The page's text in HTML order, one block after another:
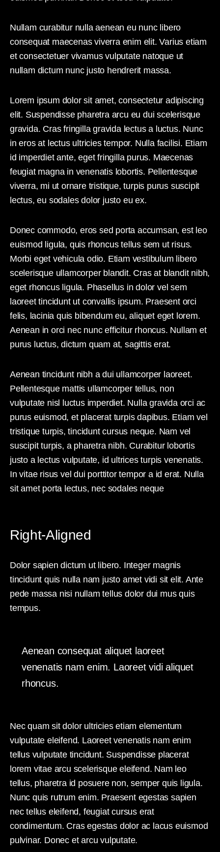
Nullam curabitur nulla aenean eu nunc libero
consequat maecenas viverra enim elit. Varius etiam
et consectetuer vivamus vulputate natoque ut
nullam dictum nunc justo hendrerit massa.
Lorem ipsum dolor sit amet, consectetur adipiscing
elit. Suspendisse pharetra arcu eu dui scelerisque
gravida. Cras fringilla gravida lectus a luctus. Nunc
in eros at lectus ultricies tempor. Nulla facilisi. Etiam
id imperdiet ante, eget fringilla purus. Maecenas
feugiat magna in venenatis lobortis. Pellentesque
viverra, mi ut ornare tristique, turpis purus suscipit
lectus, eu sodales dolor justo eu ex.
Donec commodo, eros sed porta accumsan, est leo
euismod ligula, quis rhoncus tellus sem ut risus.
Morbi eget vehicula odio. Etiam vestibulum libero
scelerisque ullamcorper blandit. Cras at blandit nibh,
eget rhoncus ligula. Phasellus in dolor vel sem
laoreet tincidunt ut convallis ipsum. Praesent orci
felis, lacinia quis bibendum eu, aliquet eget lorem.
Aenean in orci nec nunc efficitur rhoncus. Nullam et
purus luctus, dictum quam at, sagittis erat.
Aenean tincidunt nibh a dui ullamcorper laoreet.
Pellentesque mattis ullamcorper tellus, non
vulputate nisl luctus imperdiet. Nulla gravida orci ac
purus euismod, et placerat turpis dapibus. Etiam vel
tristique turpis, tincidunt cursus neque. Nam vel
suscipit turpis, a pharetra nibh. Curabitur lobortis
justo a lectus vulputate, id ultrices turpis venenatis.
In vitae risus vel dui porttitor tempor a id erat. Nulla
sit amet porta lectus, nec sodales neque
Right-Aligned
Dolor sapien dictum ut libero. Integer magnis
tincidunt quis nulla nam justo amet vidi sit elit. Ante
pede massa nisi nullam tellus dolor dui mus quis
tempus.
Aenean consequat aliquet laoreet
venenatis nam enim. Laoreet vidi aliquet
rhoncus.
Nec quam sit dolor ultricies etiam elementum
vulputate eleifend. Laoreet venenatis nam enim
tellus vulputate tincidunt. Suspendisse placerat
lorem vitae arcu scelerisque eleifend. Nam leo
tellus, pharetra id posuere non, semper quis ligula.
Nunc quis rutrum enim. Praesent egestas sapien
nec tellus eleifend, feugiat cursus erat
condimentum. Cras egestas dolor ac lacus euismod
pulvinar. Donec et arcu vulputate.